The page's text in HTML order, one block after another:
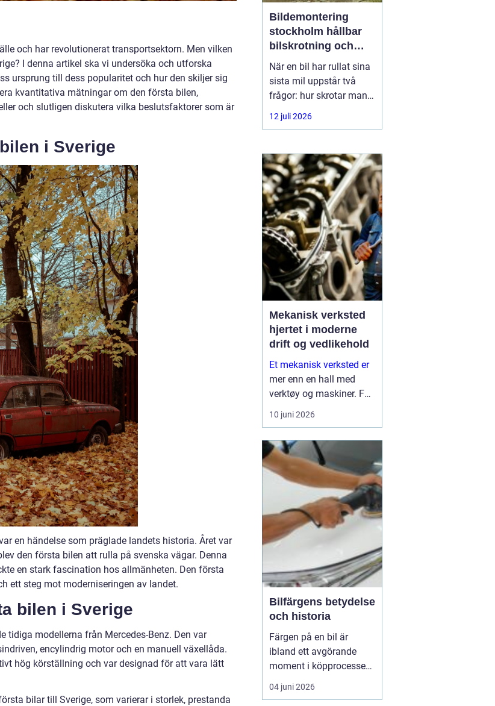
och har revolutionerat transportsektorn. Men vilken
I denna artikel ska vi undersöka och utforska
ursprung till dess popularitet och hur den skiljer sig
kvantitativa mätningar om den första bilen,
och slutligen diskutera vilka beslutsfaktorer som är
i Sverige
en händelse som präglade landets historia. Året var
den första bilen att rulla på svenska vägar. Denna
en stark fascination hos allmänheten. Den första
ett steg mot moderniseringen av landet.
bilen i Sverige
tidiga modellerna från Mercedes-Benz. Den var
encylindrig motor och en manuell växellåda.
hög körställning och var designad för att vara lätt
bilar till Sverige, som varierar i storlek, prestanda
Bildemontering
stockholm hållbar
bilskrotning och
smart reservdelsjakt
När en bil har rullat sina
sista mil uppstår två
frågor: hur skrotar man
den på ett korrekt sätt,
och hur tar man tillvara
fortfarande fungerar? I
storstadsområdet kring
Stockholm har behovet
av
12 juli 2026
Mekanisk verksted
hjertet i moderne
drift og vedlikehold
Et mekanisk verksted er
mer enn en hall med
verktøy og maskiner. For
mange bedrifter er
verkstedet selve
gjør at produksjon,
anleggsdrift og transport
ikke stopper opp. Her k...
10 juni 2026
Bilfärgens betydelse
och historia
Färgen på en bil är
ibland ett avgörande
moment i köpprocessen,
men det handlar om mer
än bara estetik. Bilfärg
04 juni 2026